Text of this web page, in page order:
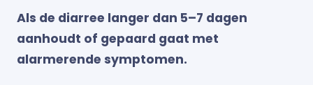
Als de diarree langer dan 5–7 dagen
aanhoudt of gepaard gaat met
alarmerende symptomen.